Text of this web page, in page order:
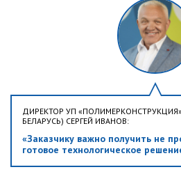
ДИРЕКТОР УП
БЕЛАРУСЬ) СЕРГЕЙ ИВАНОВ:
«Заказчику важно получить не
готовое технологическое